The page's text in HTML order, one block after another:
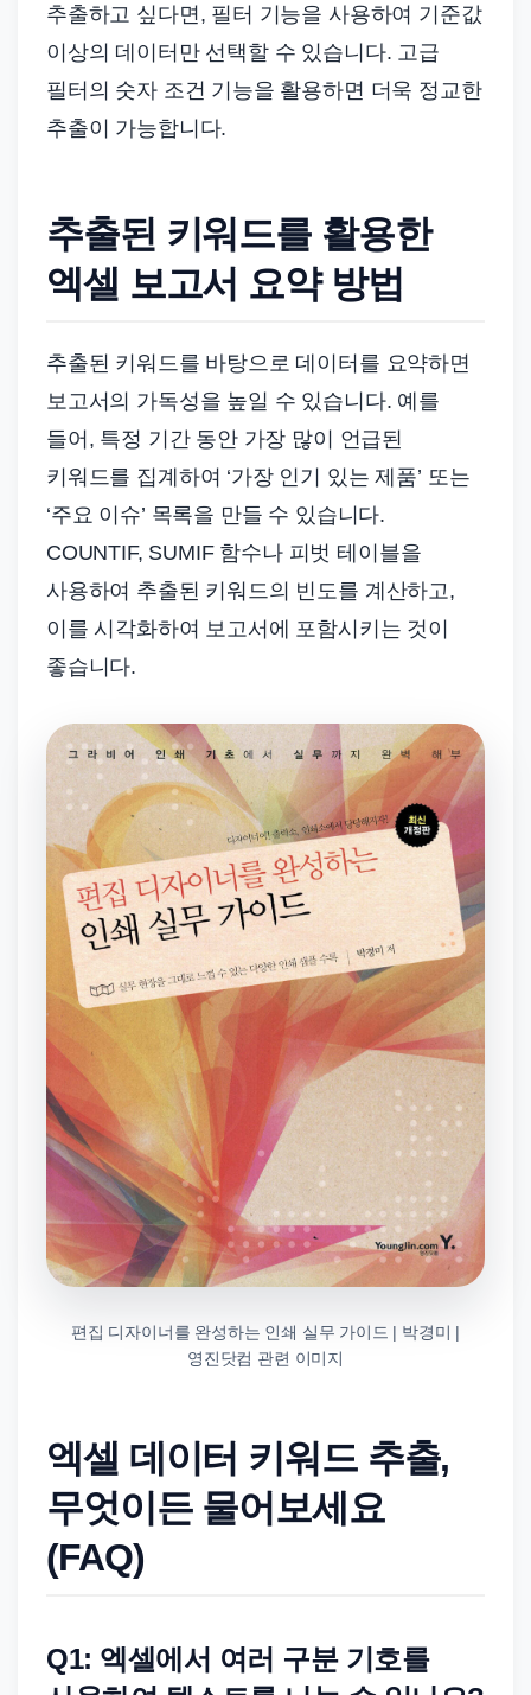
추출하고 싶다면, 필터 기능을 사용하여 기준값
이상의 데이터만 선택할 수 있습니다. 고급
필터의 숫자 조건 기능을 활용하면 더욱 정교한
추출이 가능합니다.
추출된 키워드를 활용한
엑셀 보고서 요약 방법
추출된 키워드를 바탕으로 데이터를 요약하면
보고서의 가독성을 높일 수 있습니다. 예를
들어, 특정 기간 동안 가장 많이 언급된
키워드를 집계하여 ‘가장 인기 있는 제품’ 또는
‘주요 이슈’ 목록을 만들 수 있습니다.
COUNTIF, SUMIF 함수나 피벗 테이블을
사용하여 추출된 키워드의 빈도를 계산하고,
이를 시각화하여 보고서에 포함시키는 것이
좋습니다.
편집 디자이너를 완성하는 인쇄 실무 가이드 | 박경미 |
영진닷컴 관련 이미지
엑셀 데이터 키워드 추출,
무엇이든 물어보세요
(FAQ)
Q1: 엑셀에서 여러 구분 기호를